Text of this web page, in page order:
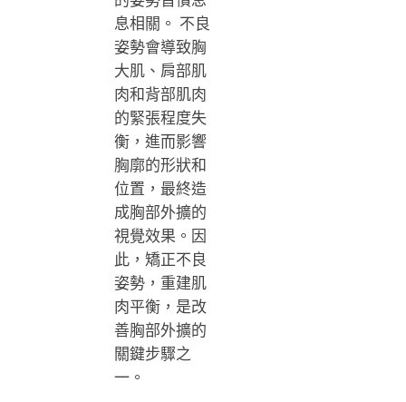
息相關。 不良
姿勢會導致胸
大肌、肩部肌
肉和背部肌肉
的緊張程度失
衡，進而影響
胸廓的形狀和
位置，最終造
成胸部外擴的
視覺效果。因
此，矯正不良
姿勢，重建肌
肉平衡，是改
善胸部外擴的
關鍵步驟之
一。